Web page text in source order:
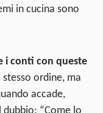
in cucina sono
i conti con queste
ordine, ma
accade,